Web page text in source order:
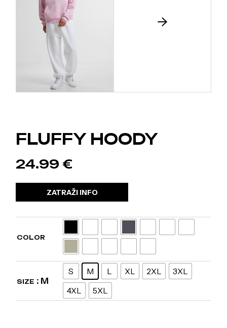
FLUFFY HOODY
24.99 €
ZATRAŽI INFO
COLOR
SIZE : M
S M L XL 2XL
3XL
4XL
5XL